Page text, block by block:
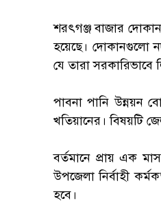
‎শরৎগঞ্জ বাজার
হয়েছে। দোকানগুলো
যে তারা সরকারিভাবে
‎পাবনা পানি উন্নয়ন
খতিয়ানের। বিষয়টি
‎বর্তমানে প্রায় এক
উপজেলা নির্বাহী
হবে।